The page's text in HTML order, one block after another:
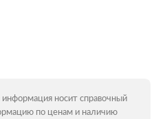
носит справочный
по ценам и наличию